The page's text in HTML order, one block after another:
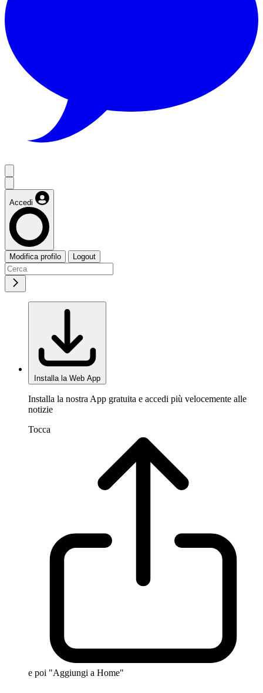
Accedi
Modifica profilo Logout
Installa la Web App
Installa la nostra App gratuita e accedi più velocemente alle
notizie
Tocca
e poi "Aggiungi a Home"